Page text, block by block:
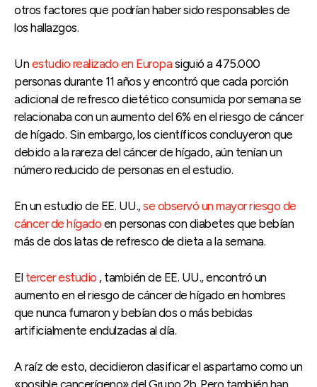
otros factores que podrían haber sido responsables de
los hallazgos.
Unestudio realizado en Europa siguió a 475.000
personas durante 11 años y encontró que cada porción
adicional de refresco dietético consumida por semana se
relacionaba con un aumento del 6% en el riesgo de cáncer
de hígado. Sin embargo, los científicos concluyeron que
debido a la rareza del cáncer de hígado, aún tenían un
número reducido de personas en el estudio.
En un estudio de EE. UU., se observó un mayor riesgo de
cáncer de hígado en personas con diabetes que bebían
más de dos latas de refresco de dieta a la semana.
El tercer estudio , también de EE. UU., encontró un
aumento en el riesgo de cáncer de hígado en hombres
que nunca fumaron y bebían dos o más bebidas
artificialmente endulzadas al día.
A raíz de esto, decidieron clasificar el aspartamo como un
«posible cancerígeno» del Grupo 2b. Pero también han